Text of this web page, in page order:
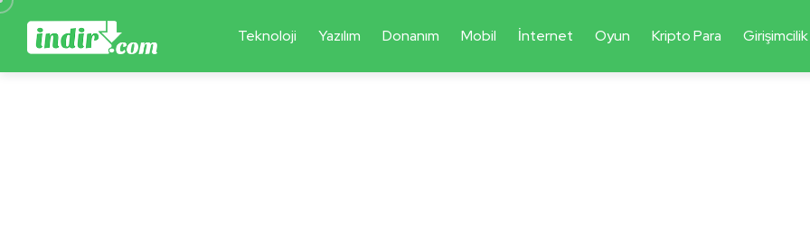
Teknoloji Yazılım Donanım Mobil İnternet Oyun Kripto Para Girişimcilik